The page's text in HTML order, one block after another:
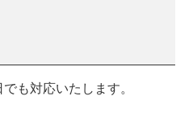
も対応いたします。